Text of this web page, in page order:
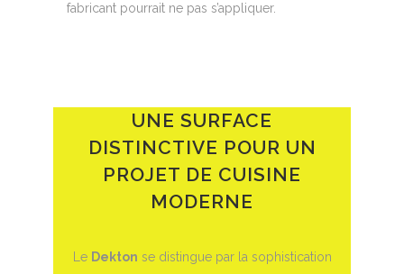
fabricant pourrait ne pas s’appliquer.
UNE SURFACE
DISTINCTIVE POUR UN
PROJET DE CUISINE
MODERNE
Le Dekton se distingue par la sophistication